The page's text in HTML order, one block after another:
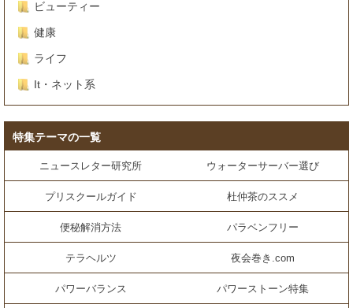
ビューティー
健康
ライフ
It・ネット系
特集テーマの一覧
ニュースレター研究所 ウォーターサーバー選び
プリスクールガイド 杜仲茶のススメ
便秘解消方法 パラベンフリー
テラヘルツ 夜会巻き.com
パワーバランス パワーストーン特集